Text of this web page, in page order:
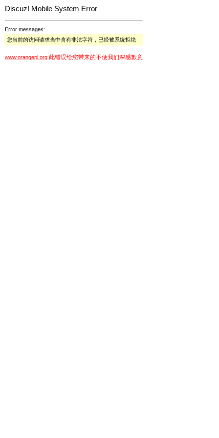
Discuz! Mobile System Error
Error messages:
您当前的访问请求当中含有非法字符，已经被系统拒绝
www.orangepi.org 此错误给您带来的不便我们深感歉意